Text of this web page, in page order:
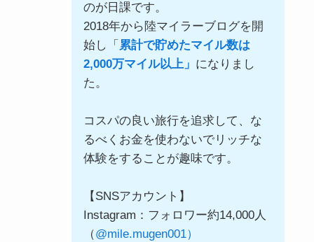
のが日課です。
2018年から陸マイラーブログを開
始し「 累計で貯めたマイル数は
2,000万マイル以上」 になりまし
た。
コスパの良い旅行を追求して、な
るべくお金を使わないでリッチな
体験をすることが趣味です。
【SNSアカウント】
Instagram：フォロワー約14,000人
（@mile.mugen001）